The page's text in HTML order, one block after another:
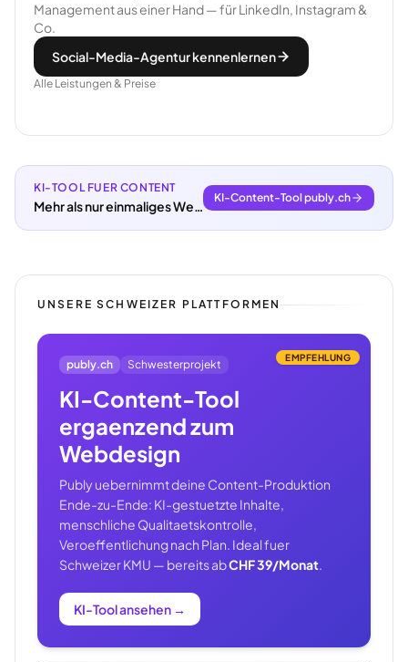
Management aus einer Hand — für LinkedIn, Instagram &
Co.
Social-Media-Agentur kennenlernen
Alle Leistungen & Preise
KI-TOOL FUER CONTENT
Mehr als nur einmaliges Webdesign.
KI-Content-Tool publy.ch
UNSERE SCHWEIZER PLATTFORMEN
EMPFEHLUNG
publy.ch Schwesterprojekt
KI-Content-Tool
ergaenzend zum
Webdesign
Publy uebernimmt deine Content-Produktion
Ende-zu-Ende: KI-gestuetzte Inhalte,
menschliche Qualitaetskontrolle,
Veroeffentlichung nach Plan. Ideal fuer
Schweizer KMU — bereits abCHF 39/Monat.
KI-Tool ansehen →